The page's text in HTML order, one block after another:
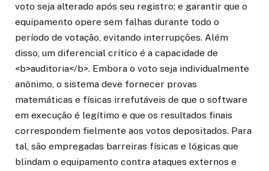
voto seja alterado após seu registro; e garantir que o
equipamento opere sem falhas durante todo o
período de votação, evitando interrupções. Além
disso, um diferencial crítico é a capacidade de
<b>auditoria</b>. Embora o voto seja individualmente
anônimo, o sistema deve fornecer provas
matemáticas e físicas irrefutáveis de que o software
em execução é legítimo e que os resultados finais
correspondem fielmente aos votos depositados. Para
tal, são empregadas barreiras físicas e lógicas que
blindam o equipamento contra ataques externos e